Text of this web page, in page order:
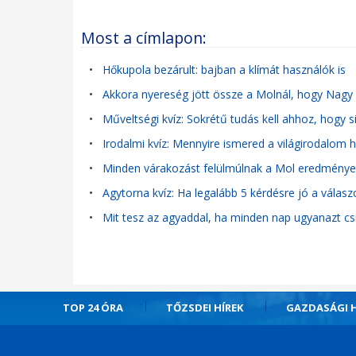
Most a címlapon:
• Hőkupola bezárult: bajban a klímát használók is
• Akkora nyereség jött össze a Molnál, hogy
• Műveltségi kvíz: Sokrétű tudás kell ahhoz, hogy
• Irodalmi kvíz: Mennyire ismered a világirodalom
• Minden várakozást felülmúlnak a Mol
• Agytorna kvíz: Ha legalább 5 kérdésre jó a
• Mit tesz az agyaddal, ha minden nap ugyanazt
TOP 24 ÓRA TŐZSDEI HÍREK GAZDASÁGI